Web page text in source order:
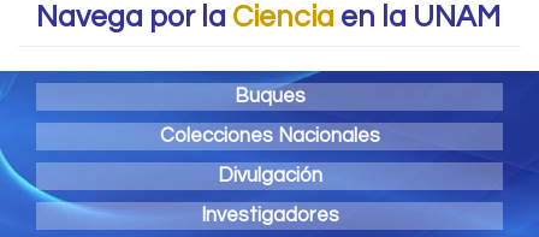
Navega por la Ciencia en la UNAM
Buques
Colecciones Nacionales
Divulgación
Investigadores